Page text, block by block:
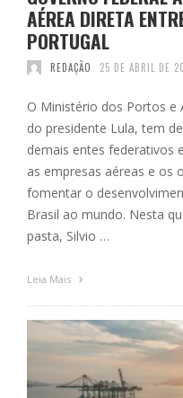
AÉREA DIRETA
PORTUGAL
REDAÇÃO 25 DE ABRIL DE
O Ministério dos Portos
do presidente Lula, tem
demais entes federativos
as empresas aéreas e os
fomentar o
Brasil ao mundo. Nesta
pasta, Silvio …
Leia Mais